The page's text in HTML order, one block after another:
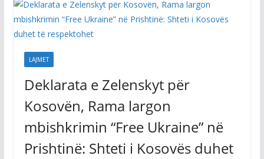
LAJMET
Deklarata e Zelenskyt për
Kosovën, Rama largon
mbishkrimin “Free Ukraine” në
Prishtinë: Shteti i Kosovës duhet